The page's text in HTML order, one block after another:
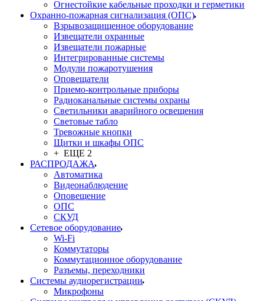
Огнестойкие кабельные проходки и герметики
Охранно-пожарная сигнализация (ОПС)
Взрывозащищенное оборудование
Извещатели охранные
Извещатели пожарные
Интегрированные системы
Модули пожаротушения
Оповещатели
Приемо-контрольные приборы
Радиоканальные системы охраны
Светильники аварийного освещения
Световые табло
Тревожные кнопки
Щитки и шкафы ОПС
+ ЕЩЕ 2
РАСПРОДАЖА
Автоматика
Видеонаблюдение
Оповещение
ОПС
СКУД
Сетевое оборудование
Wi-Fi
Коммутаторы
Коммутационное оборудование
Разъемы, переходники
Системы аудиорегистрации
Микрофоны